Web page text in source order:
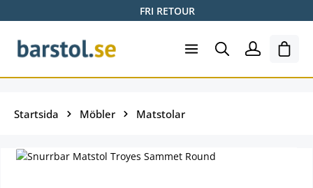
FRI RETOUR
Startsida Möbler Matstolar